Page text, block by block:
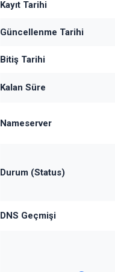
Kayıt Tarihi
Güncellenme Tarihi
Bitiş Tarihi
Kalan Süre
Nameserver
Durum (Status)
DNS Geçmişi